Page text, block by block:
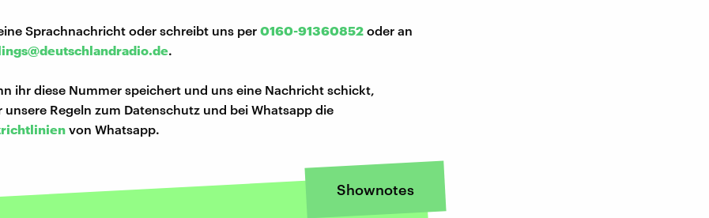
Sprachnachricht oder schreibt uns per 0160-91360852 oder an
.
ihr diese Nummer speichert und uns eine Nachricht schickt,
Regeln zum Datenschutz und bei Whatsapp die
von Whatsapp.
Shownotes